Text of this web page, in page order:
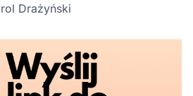
Drażyński